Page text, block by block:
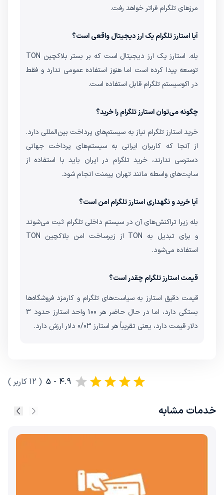
مرزهای تلگرام فراتر خواهد رفت.
آیا استارز تلگرام یک ارز دیجیتال واقعی است؟
بله. استارز یک ارز دیجیتال است که بر بستر بلاکچین TON
توسعه پیدا کرده است اما هنوز استفاده عمومی ندارد و فقط
در اکوسیستم تلگرام قابل استفاده است.
چگونه می‌توان استارز تلگرام را خرید؟
خرید استارز تلگرام نیاز به سیستم‌های پرداخت بین‌المللی دارد.
از آنجا که کاربران ایرانی به سیستم‌های پرداخت جهانی
دسترسی ندارند، خرید تلگرام در ایران باید با استفاده از
سایت‌های واسطه مانند تهران پیمنت انجام شود.
آیا خرید و نگهداری استارز تلگرام امن است؟
بله زیرا تراکنش‌های آن در سیستم داخلی تلگرام ثبت می‌شوند
و برای تبدیل به TON از زیرساخت امن بلاکچین TON
استفاده می‌شود.
قیمت استارز تلگرام چقدر است؟
قیمت دقیق استارز به سیاست‌های تلگرام و کارمزد فروشگاه‌ها
بستگی دارد، اما در حال حاضر هر 100 واحد استارز حدود 3
دلار قیمت دارد، یعنی تقریباً هر استارز 0/03 دلار ارزش دارد.
4.9 - 5
(
12 کاربر )
خدمات مشابه